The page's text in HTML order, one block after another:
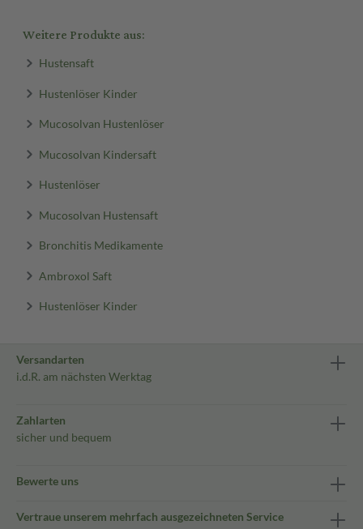
Weitere Produkte aus:
Hustensaft
Hustenlöser Kinder
Mucosolvan Hustenlöser
Mucosolvan Kindersaft
Hustenlöser
Mucosolvan Hustensaft
Bronchitis Medikamente
Ambroxol Saft
Hustenlöser Kinder
Versandarten
i.d.R. am nächsten Werktag
Zahlarten
sicher und bequem
Bewerte uns
Vertraue unserem mehrfach ausgezeichneten Service